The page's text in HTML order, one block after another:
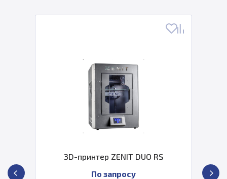
3D-принтер ZENIT DUO RS
По запросу